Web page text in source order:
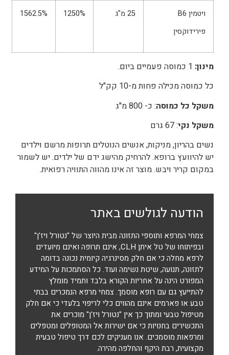
ויטמין B6
פירידוקסין
25 מ"ג 1250%
1562.5%
מינון: 1 כמוסה פעמיים ביום.
כל כמוסה מכילה פחות מ-10 קק"ל
משקל כל כמוסה: כ- 800 מ"ג
משקל נקי: 67 גרם
נשים בהריון, מניקות, אנשים הנוטלים תרופות מרשם וילדים
יש להיוועץ ברופא. להרחיק מהישג ידם של ילדים. יש לשמור
במקום קריר ויבש. מוצר זה אינו מהווה התוויה רפואית.
הודעה לגולשים באתר
צמחי המרפא ותוספי התזונה מבית היוצר של "נטורל ויז'ן"
ובפיתוחו של טל איתן CLH, אינם תרופה ואינם מיועדים
לרפא מחלה כי אם חלק מסינרגיה קיומית נכונה בדומה
לתזונה, תנועה, שיטת נשימה ועוד. כל הסתמכות על המידע
המפורט הינה על אחריות הקורא בלבד ותמיד מומלץ
להתייעץ גם עם רופא מוסמך. צמחי מרפא הנמכרים בבתי
טבע או פארמים אינם מהווים כלי לריפוי בלעדי כי אם חלק
מטיפול טבעי ומתוך כך אין "נטורל ויז'ן" מוכרים את
התכשירים בחנויות כי אם ישירות אל המטופלים ומטפלים
ומרפאות מוסמכים. אנו מעניקים לכם דרך טיפול טבעית
מקצועית, רבת היקף והחלפה מהירה.